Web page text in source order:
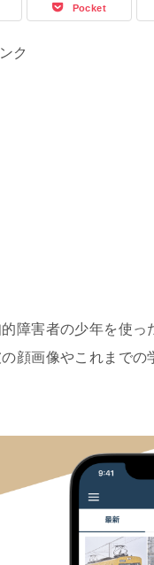
Pocket
ク
障害者の少年を使っ
顔画像やこれまでの